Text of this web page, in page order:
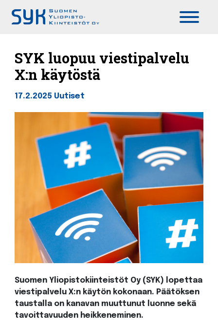
SYK luopuu viestipalvelu
X:n käytöstä
17.2.2025 Uutiset
Suomen Yliopistokiinteistöt Oy (SYK) lopettaa
viestipalvelu X:n käytön kokonaan. Päätöksen
taustalla on kanavan muuttunut luonne sekä
tavoittavuuden heikkeneminen.